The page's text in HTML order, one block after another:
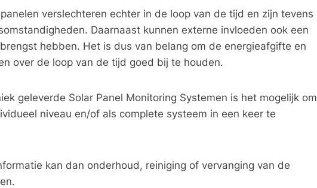
verslechteren echter in de loop van de tijd en zijn tevens
Daarnaast kunnen externe invloeden ook een
hebben. Het is dus van belang om de energieafgifte en
over de loop van de tijd goed bij te houden.
geleverde Solar Panel Monitoring Systemen is het mogelijk om
niveau en/of als complete systeem in een keer te
kan dan onderhoud, reiniging of vervanging van de